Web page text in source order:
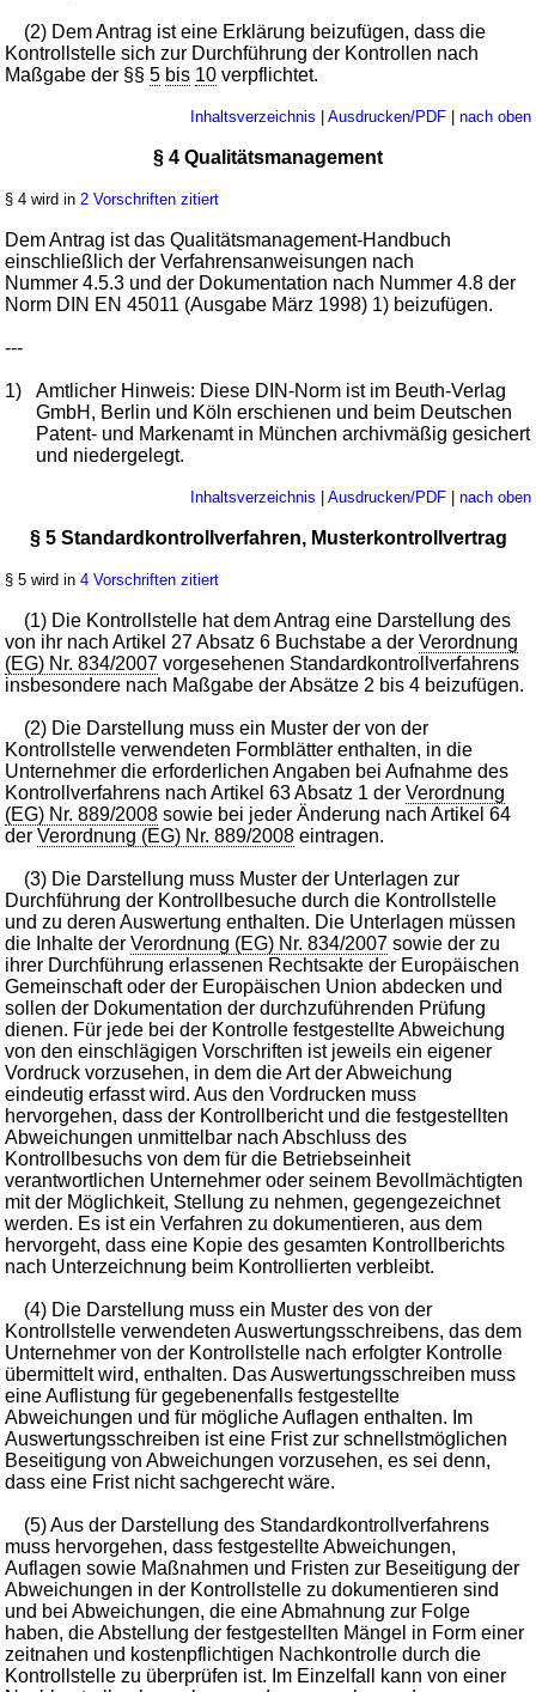
(2) Dem Antrag ist eine Erklärung beizufügen, dass die
Kontrollstelle sich zur Durchführung der Kontrollen nach
Maßgabe der §§5 bis 10 verpflichtet.
Inhaltsverzeichnis | Ausdrucken/PDF| nach oben
§ 4 Qualitätsmanagement
§ 4 wird in 2 Vorschriften zitiert
Dem Antrag ist das Qualitätsmanagement-Handbuch
einschließlich der Verfahrensanweisungen nach
Nummer 4.5.3 und der Dokumentation nach Nummer 4.8 der
Norm DIN EN 45011 (Ausgabe März 1998) 1) beizufügen.
---
1)
Amtlicher Hinweis: Diese DIN-Norm ist im Beuth-Verlag
GmbH, Berlin und Köln erschienen und beim Deutschen
Patent- und Markenamt in München archivmäßig gesichert
und niedergelegt.
Inhaltsverzeichnis | Ausdrucken/PDF| nach oben
§ 5 Standardkontrollverfahren, Musterkontrollvertrag
§ 5 wird in4 Vorschriften zitiert
(1) Die Kontrollstelle hat dem Antrag eine Darstellung des
von ihr nach Artikel 27 Absatz 6 Buchstabe a derVerordnung
(EG) Nr. 834/2007 vorgesehenen Standardkontrollverfahrens
insbesondere nach Maßgabe der Absätze 2 bis 4 beizufügen.
(2) Die Darstellung muss ein Muster der von der
Kontrollstelle verwendeten Formblätter enthalten, in die
Unternehmer die erforderlichen Angaben bei Aufnahme des
Kontrollverfahrens nach Artikel 63 Absatz 1 derVerordnung
(EG) Nr. 889/2008 sowie bei jeder Änderung nach Artikel 64
derVerordnung (EG) Nr. 889/2008 eintragen.
(3) Die Darstellung muss Muster der Unterlagen zur
Durchführung der Kontrollbesuche durch die Kontrollstelle
und zu deren Auswertung enthalten. Die Unterlagen müssen
die Inhalte derVerordnung (EG) Nr. 834/2007 sowie der zu
ihrer Durchführung erlassenen Rechtsakte der Europäischen
Gemeinschaft oder der Europäischen Union abdecken und
sollen der Dokumentation der durchzuführenden Prüfung
dienen. Für jede bei der Kontrolle festgestellte Abweichung
von den einschlägigen Vorschriften ist jeweils ein eigener
Vordruck vorzusehen, in dem die Art der Abweichung
eindeutig erfasst wird. Aus den Vordrucken muss
hervorgehen, dass der Kontrollbericht und die festgestellten
Abweichungen unmittelbar nach Abschluss des
Kontrollbesuchs von dem für die Betriebseinheit
verantwortlichen Unternehmer oder seinem Bevollmächtigten
mit der Möglichkeit, Stellung zu nehmen, gegengezeichnet
werden. Es ist ein Verfahren zu dokumentieren, aus dem
hervorgeht, dass eine Kopie des gesamten Kontrollberichts
nach Unterzeichnung beim Kontrollierten verbleibt.
(4) Die Darstellung muss ein Muster des von der
Kontrollstelle verwendeten Auswertungsschreibens, das dem
Unternehmer von der Kontrollstelle nach erfolgter Kontrolle
übermittelt wird, enthalten. Das Auswertungsschreiben muss
eine Auflistung für gegebenenfalls festgestellte
Abweichungen und für mögliche Auflagen enthalten. Im
Auswertungsschreiben ist eine Frist zur schnellstmöglichen
Beseitigung von Abweichungen vorzusehen, es sei denn,
dass eine Frist nicht sachgerecht wäre.
(5) Aus der Darstellung des Standardkontrollverfahrens
muss hervorgehen, dass festgestellte Abweichungen,
Auflagen sowie Maßnahmen und Fristen zur Beseitigung der
Abweichungen in der Kontrollstelle zu dokumentieren sind
und bei Abweichungen, die eine Abmahnung zur Folge
haben, die Abstellung der festgestellten Mängel in Form einer
zeitnahen und kostenpflichtigen Nachkontrolle durch die
Kontrollstelle zu überprüfen ist. Im Einzelfall kann von einer